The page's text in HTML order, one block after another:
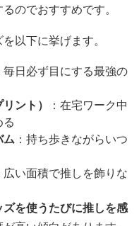
のでおすすめです。
以下に挙げます。
毎日必ず目にする最強の
ント）
：在宅ワーク中
ム ：持ち歩きながらいつ
広い面積で推しを飾りな
ズを使うたびに推しを感